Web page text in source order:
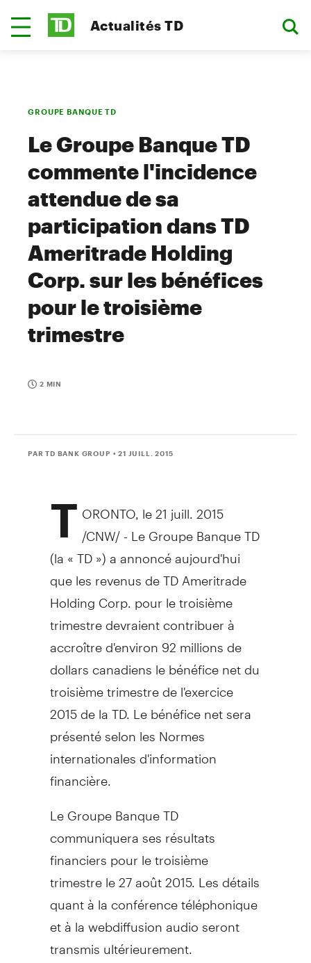
Actualités TD
GROUPE BANQUE TD
Le Groupe Banque TD
commente l'incidence
attendue de sa
participation dans TD
Ameritrade Holding
Corp. sur les bénéfices
pour le troisième
trimestre
2 MIN
PAR TD BANK GROUP • 21 JUILL. 2015
T ORONTO , le 21 juill. 2015
/CNW/ -Le Groupe Banque TD
(la « TD ») a annoncé aujourd'hui
que les revenus de TD Ameritrade
Holding Corp. pour le troisième
trimestre devraient contribuer à
accroître d'environ 92 millions de
dollars canadiens le bénéfice net du
troisième trimestre de l'exercice
2015 de la TD. Le bénéfice net sera
présenté selon les Normes
internationales d'information
financière.
Le Groupe Banque TD
communiquera ses résultats
financiers pour le troisième
trimestre le 27 août 2015. Les détails
quant à la conférence téléphonique
et à la webdiffusion audio seront
transmis ultérieurement.